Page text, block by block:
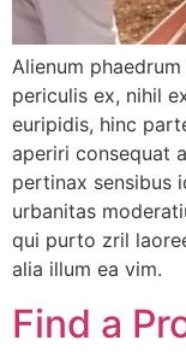
Alienum
periculis ex, nihil
euripidis, hinc
aperiri consequat
pertinax sensibus
urbanitas
qui purto zril
alia illum ea vim.
Find a